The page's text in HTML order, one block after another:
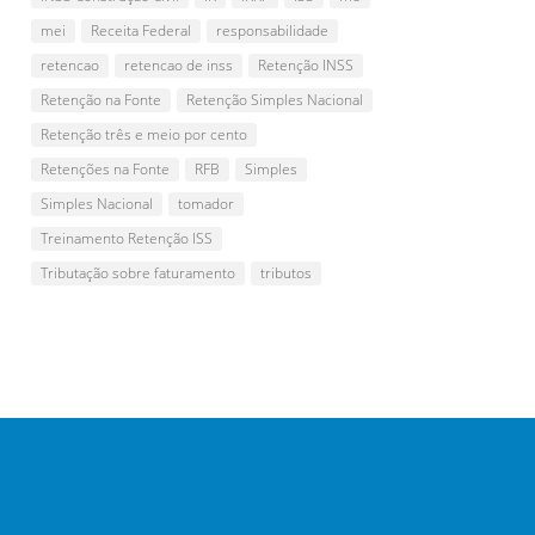
mei
Receita Federal
responsabilidade
retencao
retencao de inss
Retenção INSS
Retenção na Fonte
Retenção Simples Nacional
Retenção três e meio por cento
Retenções na Fonte
RFB
Simples
Simples Nacional
tomador
Treinamento Retenção ISS
Tributação sobre faturamento
tributos